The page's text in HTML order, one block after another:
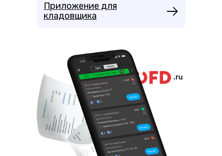
Приложение для
кладовщика